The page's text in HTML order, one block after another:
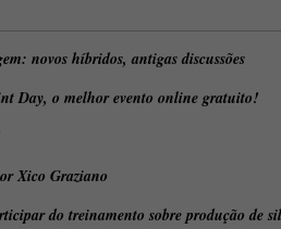
novos híbridos, antigas discussões
Day, o melhor evento online gratuito!
Xico Graziano
do treinamento sobre produção de